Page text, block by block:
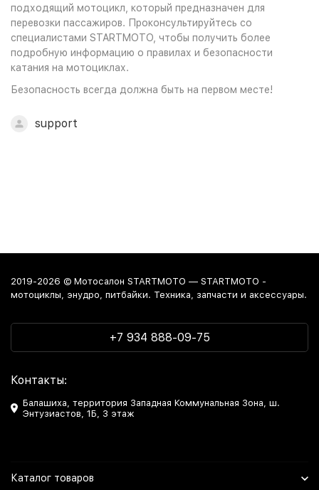
подходящий мотоцикл, который предназначен для
перевозки пассажиров. Проконсультируйтесь со
специалистами STARTMOTO, чтобы получить более
подробную информацию о правилах и безопасности
катания на мотоциклах.
Безопасность всегда должна быть на первом месте!
support
2019-2026 © Мотосалон STARTMOTO — STARTMOTO -
мотоциклы, энудро, питбайки. Техника, запчасти и аксессуары.
+7 934 888-09-75
Контакты:
Балашиха, территория Западная Коммунальная Зона, ш.
Энтузиастов, 1Б, 3 этаж
Каталог товаров